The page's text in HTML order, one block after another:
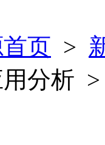
页 >
用分析